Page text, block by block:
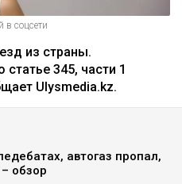
в соцсети
из страны.
345, части 1
Ulysmedia.kz.
автогаз пропал,
обзор